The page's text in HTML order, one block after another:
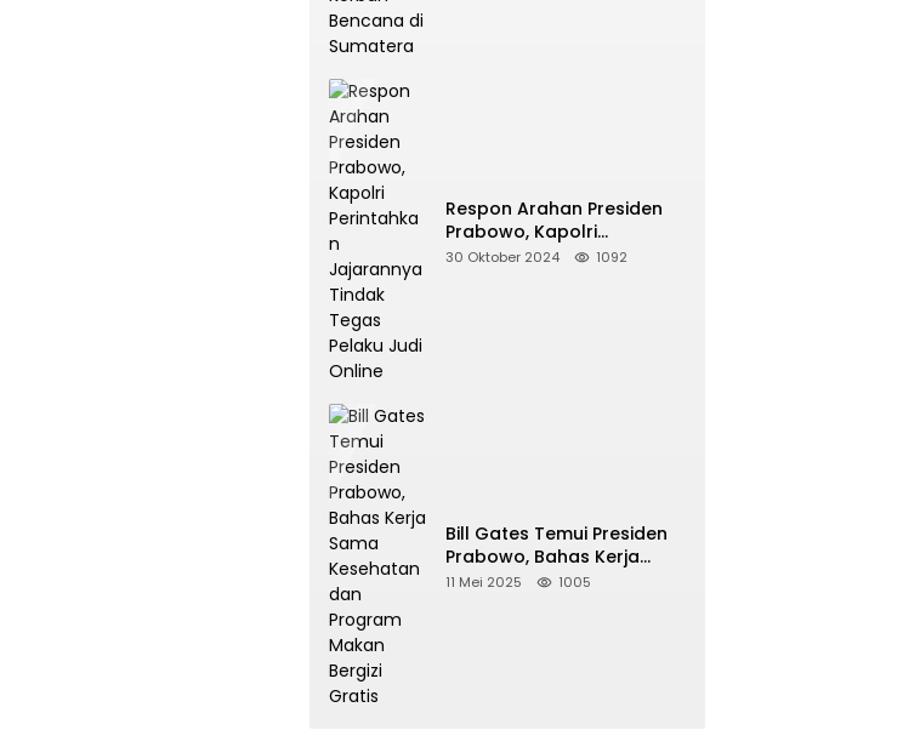
Respon Arahan Presiden
Prabowo, Kapolri
Perintahkan Jajarannya
30 Oktober 2024 1092
Bill Gates Temui Presiden
Prabowo, Bahas Kerja
Sama Kesehatan dan
11 Mei 2025 1005